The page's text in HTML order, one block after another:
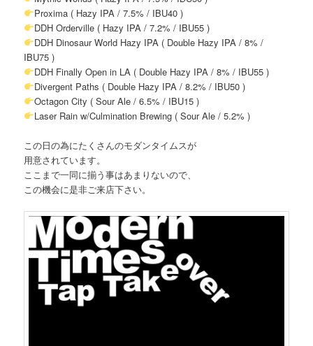
Proxima ( Hazy IPA / 7.5% / IBU40 )
DDH Orderville ( Hazy IPA / 7.2% / IBU55 )
DDH Dinosaur World Hazy IPA ( Double Hazy IPA / 8% /
IBU75 )
DDH Finally Open in LA ( Double Hazy IPA / 8% / IBU55 )
Divergent Paths ( Double Hazy IPA / 8.2% / IBU50 )
Octagon City ( Sour Ale / 6.5% / IBU15 )
Laser Rain w/Culmination Brewing ( Sour Ale / 5.2% )
この日の為にたくさんのモダンタイムスが
用意されています。
ここまで一同に揃う事はあまりないので、
この機会に是非ご来店下さい。